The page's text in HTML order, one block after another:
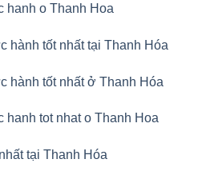
hanh o Thanh Hoa
hành tốt nhất tại Thanh Hóa
hành tốt nhất ở Thanh Hóa
hanh tot nhat o Thanh Hoa
tại Thanh Hóa